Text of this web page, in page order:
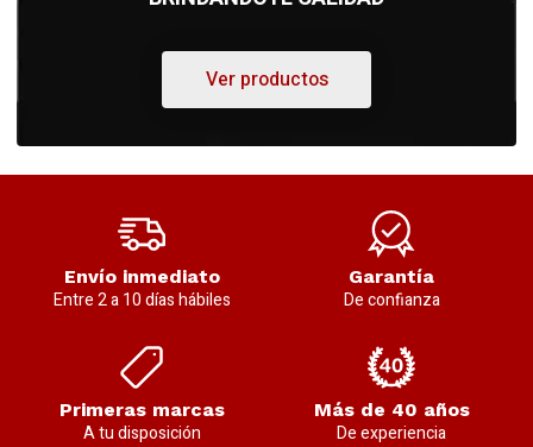
Ver productos
Envío inmediato
Entre 2 a 10 días hábiles
Garantía
De confianza
Primeras marcas
A tu disposición
Más de 40 años
De experiencia